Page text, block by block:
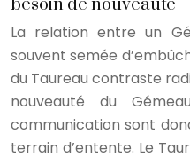
besoin de nouveauté
La relation entre un
souvent semée
du Taureau contraste
nouveauté du
communication sont
terrain d’entente. Le